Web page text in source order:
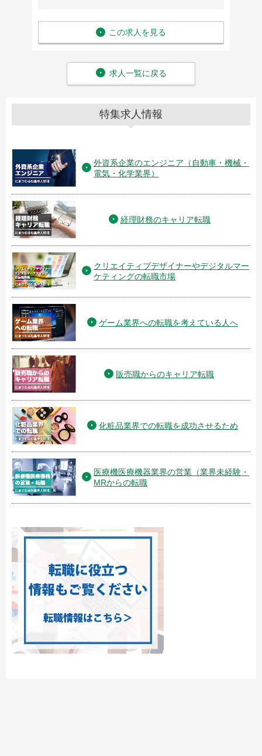
この求人を見る
求人一覧に戻る
特集求人情報
外資系企業のエンジニア（自動車・機械・
電気・化学業界）
経理財務のキャリア転職
クリエイティブデザイナーやデジタルマー
ケティングの転職市場
ゲーム業界への転職を考えている人へ
販売職からのキャリア転職
化粧品業界での転職を成功させるため
医療機医療機器業界の営業（業界未経験・
MRからの転職